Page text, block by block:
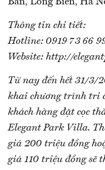
Bàn, Long Biên, Hà
Thông tin chi tiết:
Hotline: 0919 73 66
Website: http://
Từ nay đến hết 31/3/
khai chương trình tri
khách hàng đặt cọc
Elegant Park Villa.
giá 200 triệu đồng
giá 110 triệu đồng sẽ